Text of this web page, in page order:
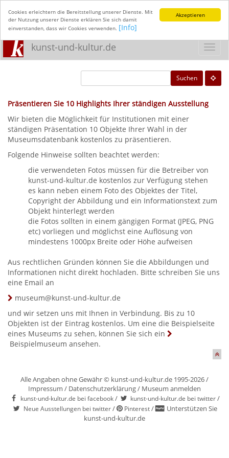
Akzeptieren
Cookies erleichtern die Bereitstellung unserer Dienste. Mit
der Nutzung unserer Dienste erklären Sie sich damit
einverstanden, dass wir Cookies verwenden. [Info]
kunst-und-kultur.de
Suchen
Präsentieren Sie 10 Highlights Ihrer ständigen Ausstellung
Wir bieten die Möglichkeit für Institutionen mit einer
ständigen Präsentation 10 Objekte Ihrer Wahl in der
Museumsdatenbank kostenlos zu präsentieren.
Folgende Hinweise sollten beachtet werden:
die verwendeten Fotos müssen für die Betreiber von
kunst-und-kultur.de kostenlos zur Verfügung stehen
es kann neben einem Foto des Objektes der Titel,
Copyright der Abbildung und ein Informationstext zum
Objekt hinterlegt werden
die Fotos sollten in einem gängigen Format (JPEG, PNG
etc) vorliegen und möglichst eine Auflösung von
mindestens 1000px Breite oder Höhe aufweisen
Aus rechtlichen Gründen können Sie die Abbildungen und
Informationen nicht direkt hochladen. Bitte schreiben Sie uns
eine Email an
museum@kunst-und-kultur.de
und wir setzen uns mit Ihnen in Verbindung. Bis zu 10
Objekten ist der Eintrag kostenlos. Um eine die Beispielseite
eines Museums zu sehen, können Sie sich ein
Beispielmuseum ansehen.
Alle Angaben ohne Gewähr © kunst-und-kultur.de 1995-2026 /
Impressum / Datenschutzerklärung/ Museum anmelden
kunst-und-kultur.de bei facebook/ kunst-und-kultur.de bei twitter/
Neue Ausstellungen bei twitter/ Pinterest/
Unterstützen Sie
kunst-und-kultur.de